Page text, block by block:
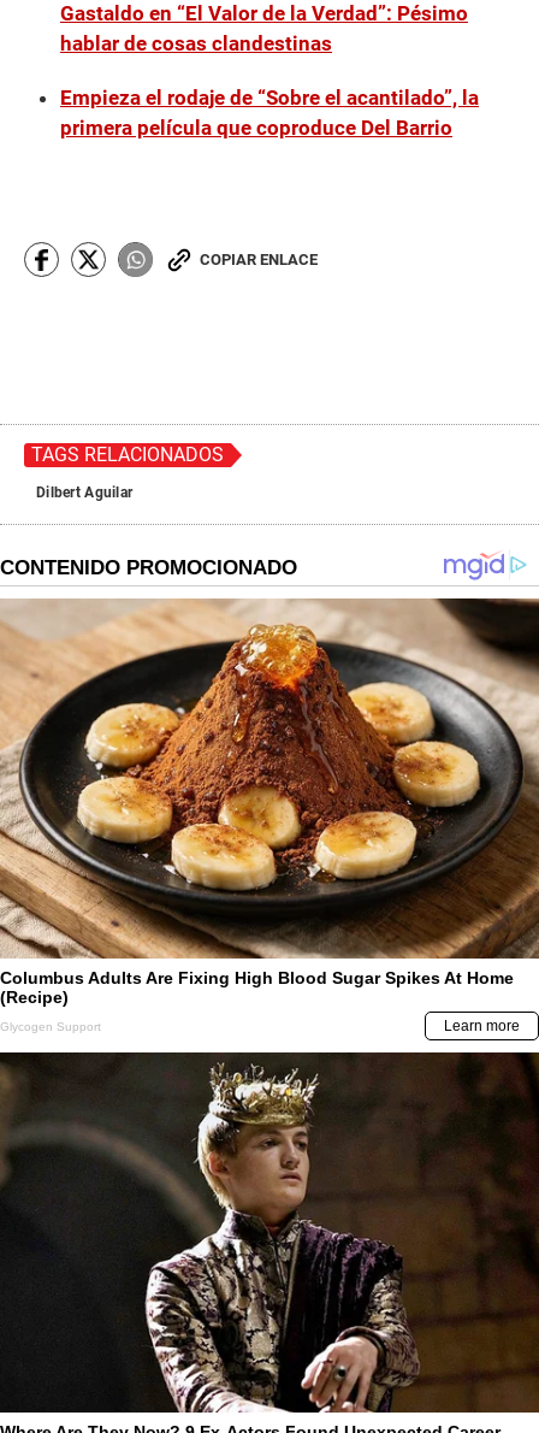
Gastaldo en “El Valor de la Verdad”: Pésimo
hablar de cosas clandestinas
Empieza el rodaje de “Sobre el acantilado”, la
primera película que coproduce Del Barrio
COPIAR ENLACE
TAGS RELACIONADOS
Dilbert Aguilar